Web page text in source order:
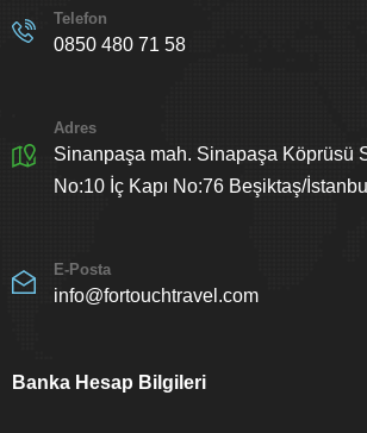
Telefon
0850 480 71 58
Adres
Sinanpaşa mah. Sinapaşa Köprüsü
No:10 İç Kapı No:76 Beşiktaş/İstanbul
E-Posta
info@fortouchtravel.com
Banka Hesap Bilgileri